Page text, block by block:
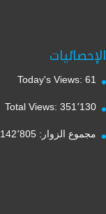
الإحصائيات
Today's Views: 61
Total Views: 351٬130
مجموع الزوار: 142٬805